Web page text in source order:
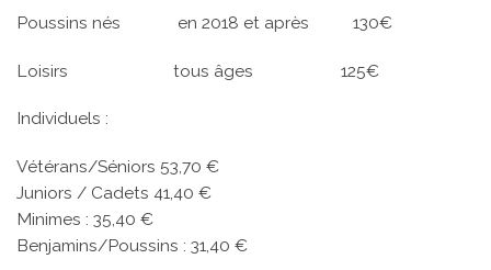
Poussins nés en 2018 et après 130€
Loisirs tous âges 125€
Individuels :
Vétérans/Séniors 53,70 €
Juniors / Cadets 41,40 €
Minimes : 35,40 €
Benjamins/Poussins : 31,40 €